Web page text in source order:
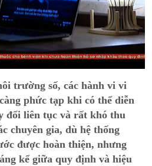
trường số, các hành vi vi
phức tạp khi có thể diễn
đổi liên tục và rất khó thu
chuyên gia, dù hệ thống
được hoàn thiện, nhưng
kể giữa quy định và hiệu